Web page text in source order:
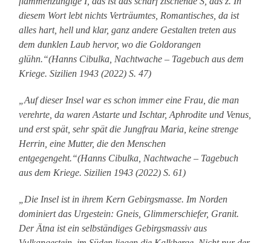
diesem Wort lebt nichts Verträumtes, Romantisches, da ist
alles hart, hell und klar, ganz andere Gestalten treten aus
dem dunklen Laub hervor, wo die Goldorangen
glühn.“(Hanns Cibulka, Nachtwache – Tagebuch aus dem
Kriege. Sizilien 1943 (2022) S. 47)
„Auf dieser Insel war es schon immer eine Frau, die man
verehrte, da waren Astarte und Ischtar, Aphrodite und Venus,
und erst spät, sehr spät die Jungfrau Maria, keine strenge
Herrin, eine Mutter, die den Menschen
entgegengeht.“(Hanns Cibulka, Nachtwache – Tagebuch
aus dem Kriege. Sizilien 1943 (2022) S. 61)
„Die Insel ist in ihrem Kern Gebirgsmasse. Im Norden
dominiert das Urgestein: Gneis, Glimmerschiefer, Granit.
Der Ätna ist ein selbständiges Gebirgsmassiv aus